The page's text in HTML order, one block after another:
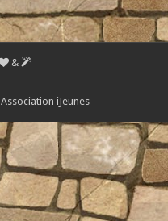
&
Association iJeunes